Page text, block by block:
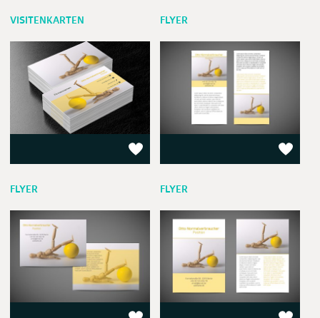
VISITENKARTEN FLYER
FLYER FLYER